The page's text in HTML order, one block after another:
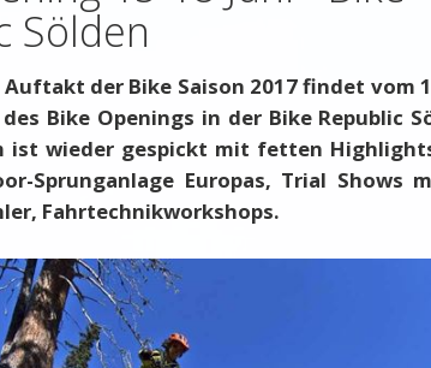
Sölden
der Bike Saison 2017 findet vom
Bike Openings in der Bike Republic
ist wieder gespickt mit fetten
Sprunganlage Europas, Trial Shows
Fahrtechnikworkshops.